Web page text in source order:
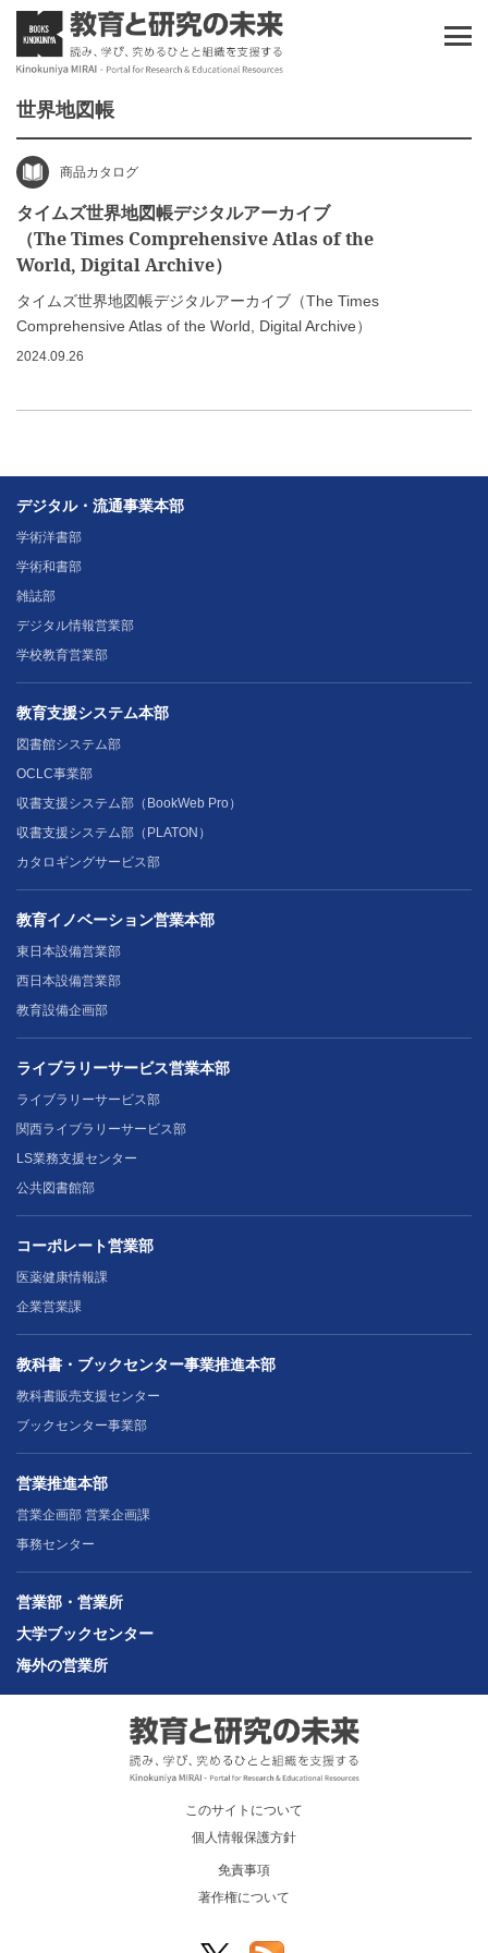
世界地図帳
商品カタログ
タイムズ世界地図帳デジタルアーカイブ
（The Times Comprehensive Atlas of the
World, Digital Archive）
タイムズ世界地図帳デジタルアーカイブ（The Times
Comprehensive Atlas of the World, Digital Archive）
2024.09.26
デジタル・流通事業本部
学術洋書部
学術和書部
雑誌部
デジタル情報営業部
学校教育営業部
教育支援システム本部
図書館システム部
OCLC事業部
収書支援システム部（BookWeb Pro）
収書支援システム部（PLATON）
カタロギングサービス部
教育イノベーション営業本部
東日本設備営業部
西日本設備営業部
教育設備企画部
ライブラリーサービス営業本部
ライブラリーサービス部
関西ライブラリーサービス部
LS業務支援センター
公共図書館部
コーポレート営業部
医薬健康情報課
企業営業課
教科書・ブックセンター事業推進本部
教科書販売支援センター
ブックセンター事業部
営業推進本部
営業企画部 営業企画課
事務センター
営業部・営業所
大学ブックセンター
海外の営業所
このサイトについて
個人情報保護方針
免責事項
著作権について